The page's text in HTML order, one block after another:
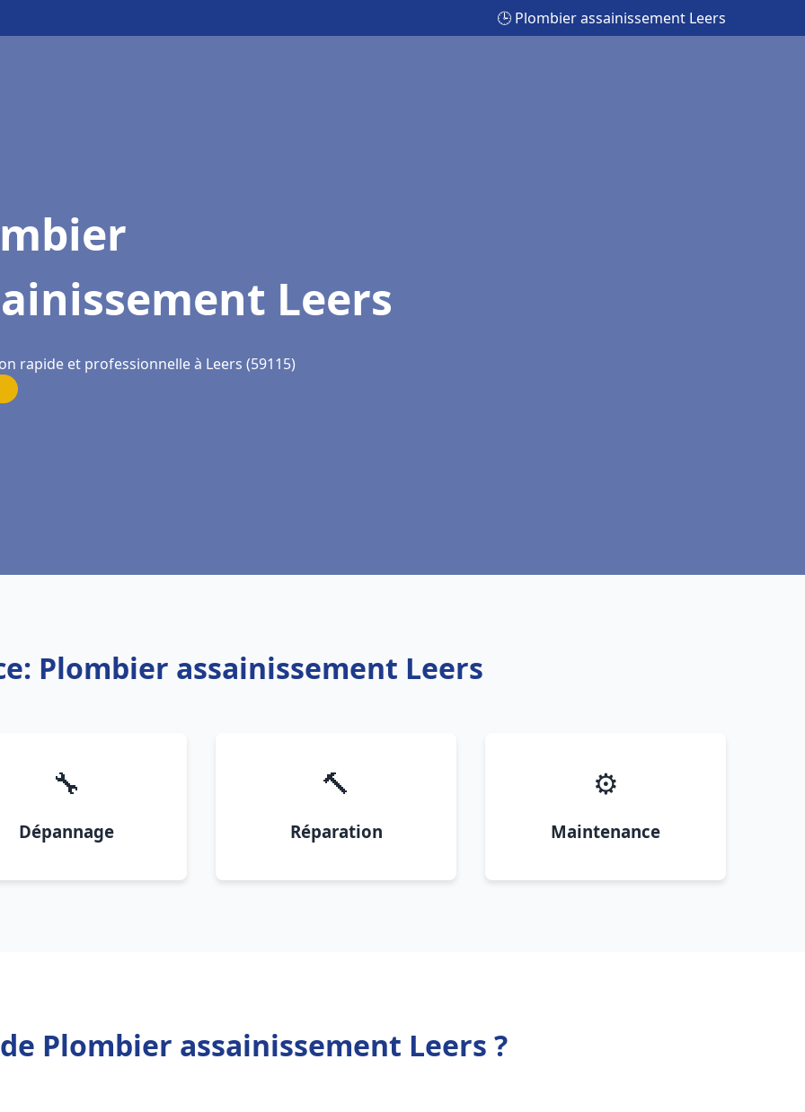
🕒 Plombier assainissement Leers
Leers
rapide et professionnelle à Leers (59115)
Plombier assainissement Leers
🔧
Dépannage
🔨
Réparation
⚙️
Maintenance
Plombier assainissement Leers ?